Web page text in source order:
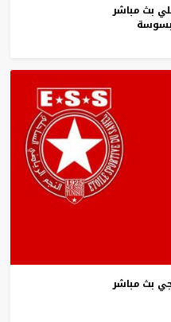
بث مباشر
بسوسة
بث مباشر